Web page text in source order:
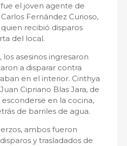
el joven agente de
Fernández Curioso,
recibió disparos
del local.
asesinos ingresaron
a disparar contra
en el interior. Cinthya
Cipriano Blas Jara, de
en la cocina,
de barriles de agua.
ambos fueron
y trasladados de